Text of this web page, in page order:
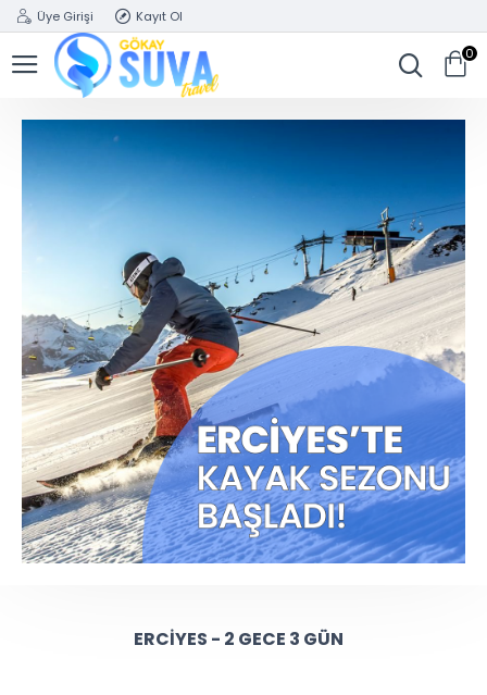
Üye Girişi Kayıt Ol
0
ERCIYES - 2 GECE 3 GÜN